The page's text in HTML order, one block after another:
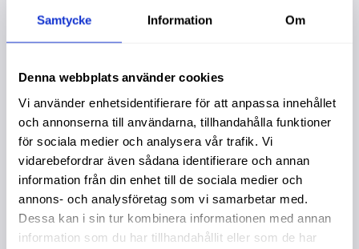
Samtycke Information Om
Denna webbplats använder cookies
Vi använder enhetsidentifierare för att anpassa innehållet
och annonserna till användarna, tillhandahålla funktioner
för sociala medier och analysera vår trafik. Vi
vidarebefordrar även sådana identifierare och annan
information från din enhet till de sociala medier och
annons- och analysföretag som vi samarbetar med.
Dessa kan i sin tur kombinera informationen med annan
information som du har tillhandahållit eller som de har
Vinkelbeslag
70X70X55X2,5M
m Rostfri A2
Vinkelbeslag
90X90X40X2,5
Mm Rostfri A2